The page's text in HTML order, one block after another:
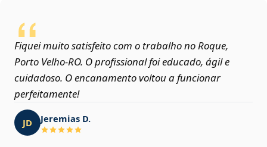
Fiquei muito satisfeito com o trabalho no Roque,
Porto Velho‑RO. O profissional foi educado, ágil e
cuidadoso. O encanamento voltou a funcionar
perfeitamente!
JD Jeremias D.